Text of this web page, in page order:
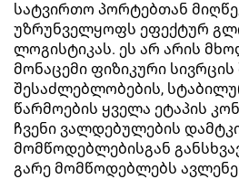
სატვირთო პორტებთან
უზრუნველყოფს ეფექტურ
ლოგისტიკას. ეს არ არის
მონაცემი ფიზიკური სივრცის
შესაძლებლობების,
წარმოების ყველა ეტაპის
ჩვენი ვალდებულების
მომწოდებლებისგან
გარე მომწოდებლებს